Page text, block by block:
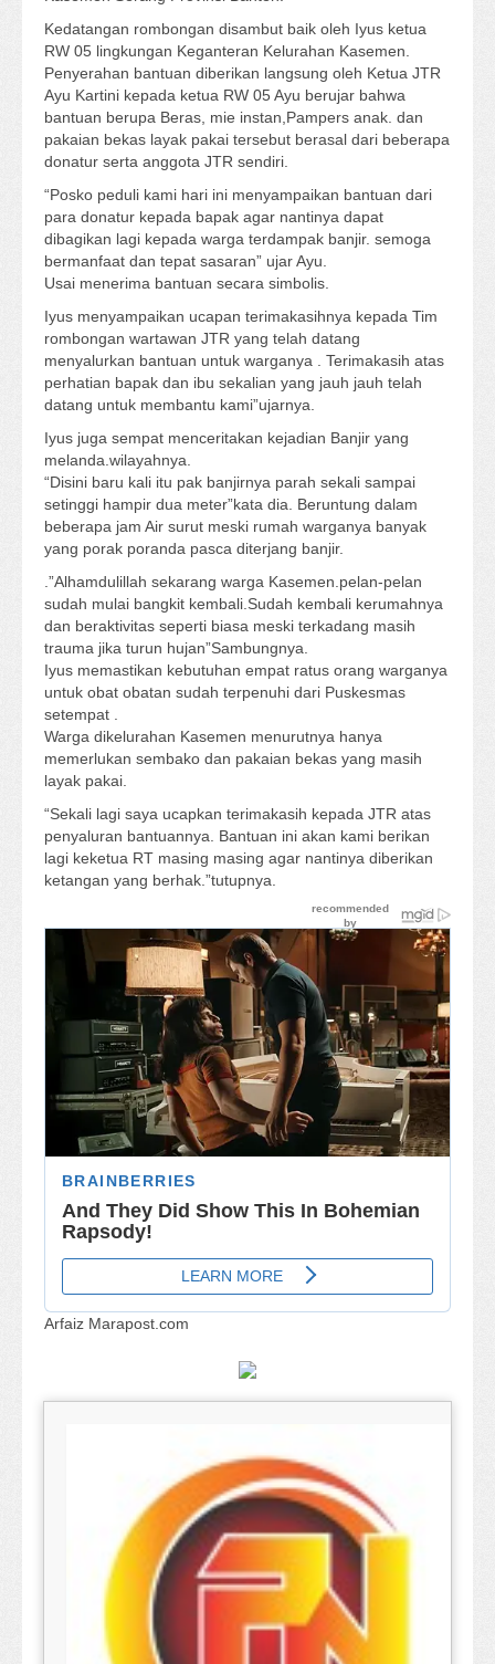
Kedatangan rombongan disambut baik oleh Iyus ketua
RW 05 lingkungan Keganteran Kelurahan Kasemen.
Penyerahan bantuan diberikan langsung oleh Ketua JTR
Ayu Kartini kepada ketua RW 05 Ayu berujar bahwa
bantuan berupa Beras, mie instan,Pampers anak. dan
pakaian bekas layak pakai tersebut berasal dari beberapa
donatur serta anggota JTR sendiri.
“Posko peduli kami hari ini menyampaikan bantuan dari
para donatur kepada bapak agar nantinya dapat
dibagikan lagi kepada warga terdampak banjir. semoga
bermanfaat dan tepat sasaran” ujar Ayu.
Usai menerima bantuan secara simbolis.
Iyus menyampaikan ucapan terimakasihnya kepada Tim
rombongan wartawan JTR yang telah datang
menyalurkan bantuan untuk warganya . Terimakasih atas
perhatian bapak dan ibu sekalian yang jauh jauh telah
datang untuk membantu kami”ujarnya.
Iyus juga sempat menceritakan kejadian Banjir yang
melanda.wilayahnya.
“Disini baru kali itu pak banjirnya parah sekali sampai
setinggi hampir dua meter”kata dia. Beruntung dalam
beberapa jam Air surut meski rumah warganya banyak
yang porak poranda pasca diterjang banjir.
.”Alhamdulillah sekarang warga Kasemen.pelan-pelan
sudah mulai bangkit kembali.Sudah kembali kerumahnya
dan beraktivitas seperti biasa meski terkadang masih
trauma jika turun hujan”Sambungnya.
Iyus memastikan kebutuhan empat ratus orang warganya
untuk obat obatan sudah terpenuhi dari Puskesmas
setempat .
Warga dikelurahan Kasemen menurutnya hanya
memerlukan sembako dan pakaian bekas yang masih
layak pakai.
“Sekali lagi saya ucapkan terimakasih kepada JTR atas
penyaluran bantuannya. Bantuan ini akan kami berikan
lagi keketua RT masing masing agar nantinya diberikan
ketangan yang berhak.”tutupnya.
Arfaiz Marapost.com